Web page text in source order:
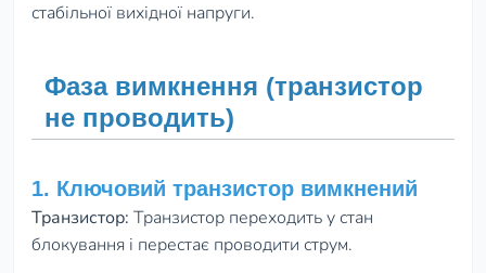
стабільної вихідної напруги.
Фаза вимкнення (транзистор
не проводить)
1. Ключовий транзистор вимкнений
Транзистор: Транзистор переходить у стан
блокування і перестає проводити струм.